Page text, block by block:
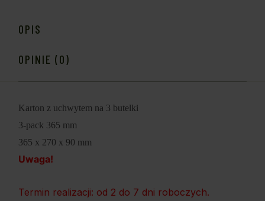
OPIS
OPINIE (0)
Karton z uchwytem na 3 butelki
3-pack 365 mm
365 x 270 x 90 mm
Uwaga!
Termin realizacji: od 2 do 7 dni roboczych.